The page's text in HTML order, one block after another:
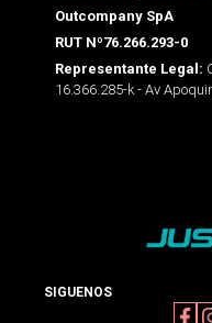
Outcompany SpA
RUT Nº76.266.293-0
Representante Legal:
16.366.285-k - Av
SIGUENOS